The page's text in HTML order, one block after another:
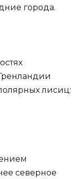
города.
лисиц:
северное